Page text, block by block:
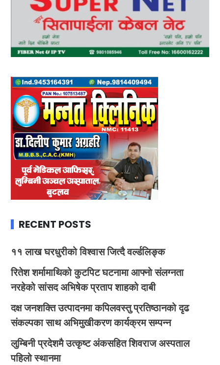
RECENT POSTS
११ लाख घरधुरीको विश्वास जित्दै वर्ल्डलिङ्क
रितेश शर्मामाथिको कुटपिट घटनामा आफ्नो संलग्नता
नरहेको सांसद अभिषेक प्रताप शाहको दाबी
दक्ष जनशक्ति उत्पादनमा कपिलवस्तु प्रतिष्ठानको दृढ
संकल्पका साथ अभिमुखीकरण कार्यक्रम सम्पन्न
लुम्बिनी प्रदेशमै उत्कृष्ट अंकसहित शिवराज अस्पताल
पहिलो स्थानमा